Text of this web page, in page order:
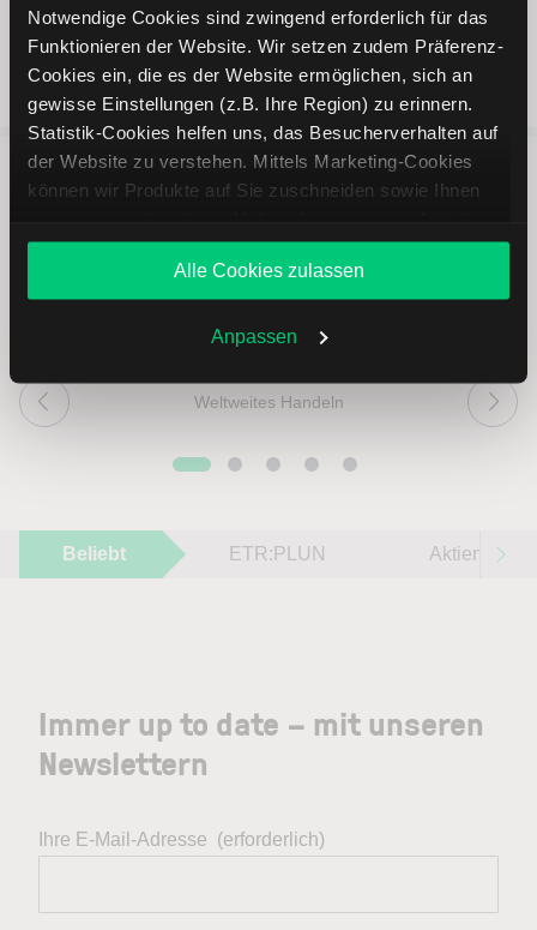
Notwendige Cookies sind zwingend erforderlich für das
Funktionieren der Website. Wir setzen zudem Präferenz-
Cookies ein, die es der Website ermöglichen, sich an
gewisse Einstellungen (z.B. Ihre Region) zu erinnern.
Statistik-Cookies helfen uns, das Besucherverhalten auf
der Website zu verstehen. Mittels Marketing-Cookies
können wir Produkte auf Sie zuschneiden sowie Ihnen
Angebote unterbreiten. Sie entscheiden, welche Cookies
Sie zulassen oder ablehnen. Ihre Entscheidung können
Sie jederzeit in denCookie-Einstellungenändern.
Weitere Infos auch in unsererDatenschutzerklärung
Alle Cookies zulassen
Anpassen
Online Broker LYNX
Weltweites Handeln
Beliebt ETR:PLUN Aktien im
Immer up to date – mit unseren
Newslettern
Ihre E-Mail-Adresse (erforderlich)